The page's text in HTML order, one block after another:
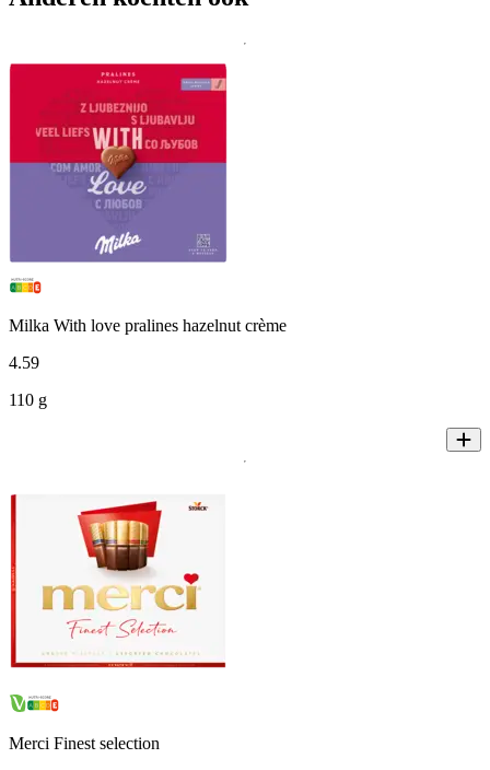
Milka With love pralines hazelnut crème
4.59
110 g
Merci Finest selection